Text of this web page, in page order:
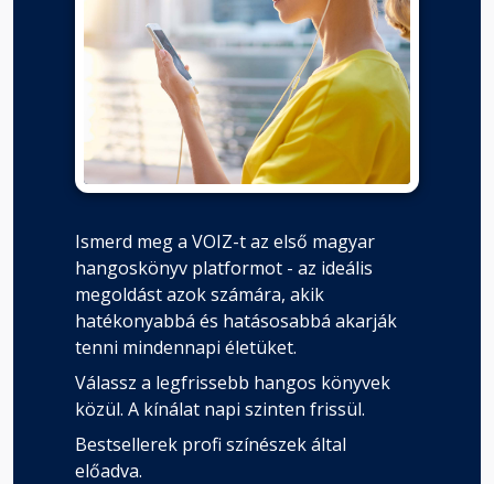
Orion
Fejezet hossza:
Kibaszottul jó érzés a vérmágia.…
Fejezet hossza:
Tory
Fejezet hossza:
Csapdába estem. Olyan mindent
felemésztő…
Darius
Fejezet hossza:
Ismerd meg a VOIZ-t az első magyar
hangoskönyv platformot - az ideális
megoldást azok számára, akik
hatékonyabbá és hatásosabbá akarják
tenni mindennapi életüket.
Válassz a legfrissebb hangos könyvek
közül. A kínálat napi szinten frissül.
Bestsellerek profi színészek által
előadva.